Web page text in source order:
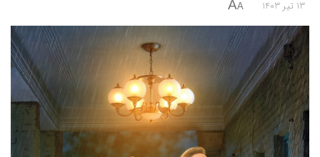
13 تیر 1403 A
A